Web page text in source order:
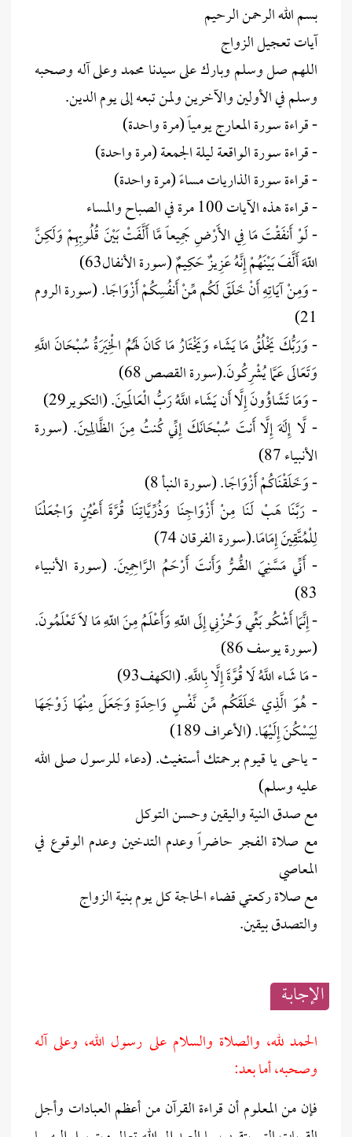
بسم الله الرحمن الرحيم
آيات تعجيل الزواج
اللهم صل وسلم وبارك على سيدنا محمد وعلى آله وصحبه
وسلم في الأولين والآخرين ولمن تبعه إلى يوم الدين.
- قراءة سورة المعارج يومياً (مرة واحدة)
- قراءة سورة الواقعة ليلة الجمعة (مرة واحدة)
- قراءة سورة الذاريات مساءً (مرة واحدة)
- قراءة هذه الآيات 100 مرة في الصباح والمساء
- لَوْ أَنفَقْتَ مَا فِي الأَرْضِ جَمِيعاً مَّا أَلَّفَتْ بَيْنَ قُلُوبِهِمْ وَلَكِنَّ
اللّهَ أَلَّفَ بَيْنَهُمْ إِنَّهُ عَزِيزٌ حَكِيمٌ (سورة الأنفال63)
- وَمِنْ آيَاتِهِ أَنْ خَلَقَ لَكُم مِّنْ أَنفُسِكُمْ أَزْوَاجًا. (سورة الروم
21)
- وَرَبُّكَ يَخْلُقُ مَا يَشَاء وَيَخْتَارُ مَا كَانَ لَهُمُ الْخِيَرَةُ سُبْحَانَ اللَّهِ
وَتَعَالَى عَمَّا يُشْرِكُونَ.(سورة القصص 68)
- وَمَا تَشَاؤُونَ إِلَّا أَن يَشَاء اللَّهُ رَبُّ الْعَالَمِينَ. (التكوير29)
- لَّا إِلَهَ إِلَّا أَنتَ سُبْحَانَكَ إِنِّي كُنتُ مِنَ الظَّالِمِينَ. (سورة
الأنبياء 87)
- وَخَلَقْنَاكُمْ أَزْوَاجًا. (سورة النبأ 8)
- رَبَّنَا هَبْ لَنَا مِنْ أَزْوَاجِنَا وَذُرِّيَّاتِنَا قُرَّةَ أَعْيُنٍ وَاجْعَلْنَا
لِلْمُتَّقِينَ إِمَامًا.(سورة الفرقان 74)
- أَنِّي مَسَّنِيَ الضُّرُّ وَأَنتَ أَرْحَمُ الرَّاحِمِينَ. (سورة الأنبياء
83)
- إِنَّمَا أَشْكُو بَثِّي وَحُزْنِي إِلَى اللّهِ وَأَعْلَمُ مِنَ اللّهِ مَا لاَ تَعْلَمُونَ.
(سورة يوسف 86)
- مَا شَاء اللَّهُ لَا قُوَّةَ إِلَّا بِاللَّهِ. (الكهف93)
- هُوَ الَّذِي خَلَقَكُم مِّن نَّفْسٍ وَاحِدَةٍ وَجَعَلَ مِنْهَا زَوْجَهَا
لِيَسْكُنَ إِلَيْهَا. (الأعراف 189)
- ياحى يا قيوم برحمتك أستغيث. (دعاء للرسول صلى الله
عليه وسلم)
مع صدق النية واليقين وحسن التوكل
مع صلاة الفجر حاضراً وعدم التدخين وعدم الوقوع في
المعاصي
مع صلاة ركعتي قضاء الحاجة كل يوم بنية الزواج
والتصدق بيقين.
الإجابــة
الحمد لله، والصلاة والسلام على رسول الله، وعلى آله
وصحبه، أما بعد:
فإن من المعلوم أن قراءة القرآن من أعظم العبادات وأجل